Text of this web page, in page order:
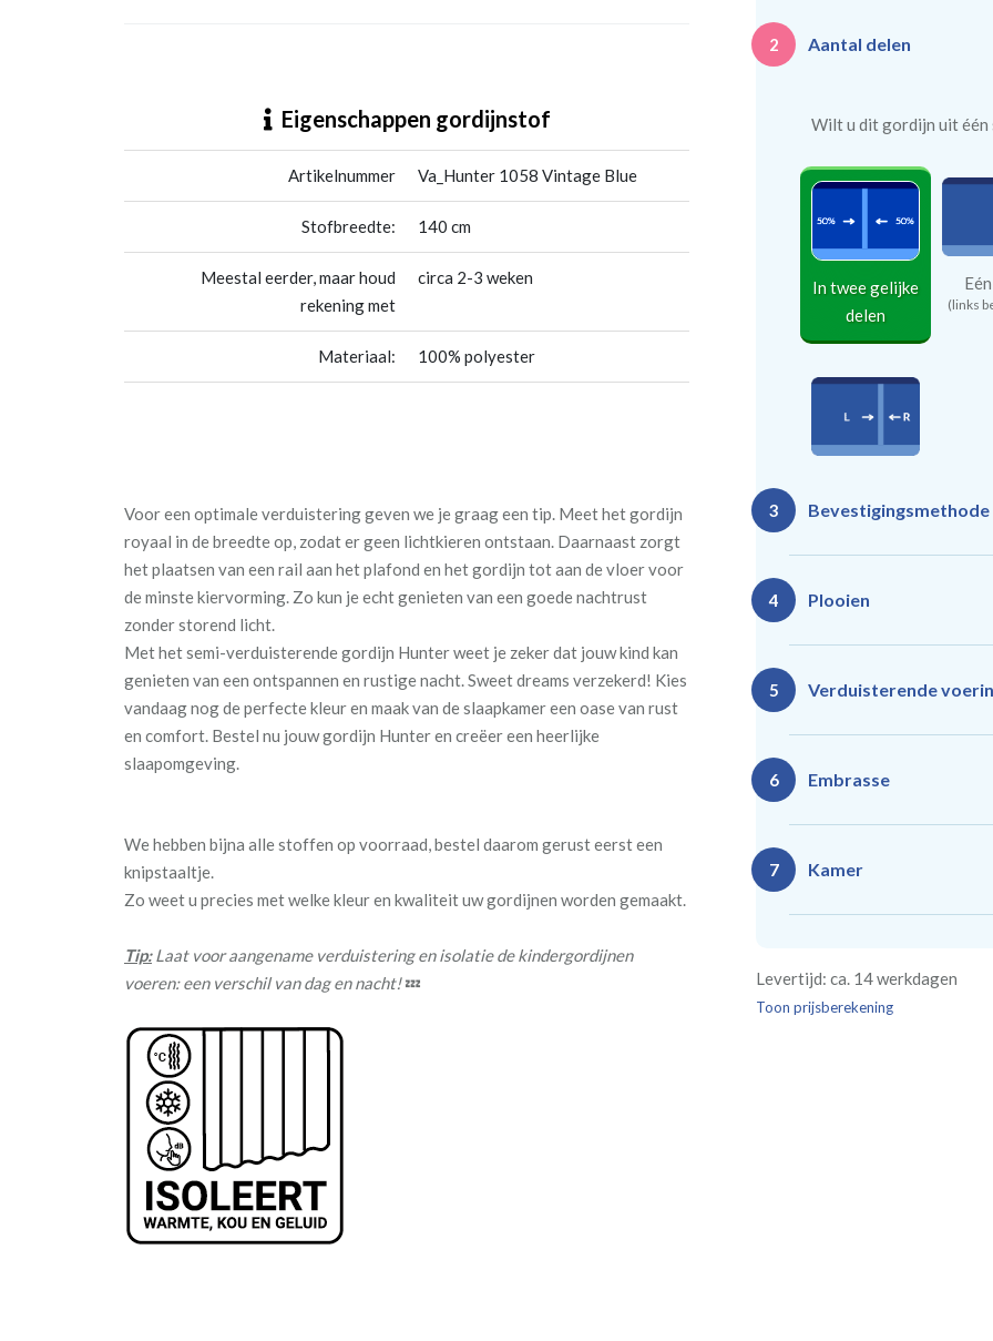
Eigenschappen gordijnstof
Artikelnummer Va_Hunter 1058 Vintage Blue
Stofbreedte: 140 cm
Meestal eerder, maar houd
rekening met
circa 2-3 weken
Materiaal: 100% polyester
Voor een optimale verduistering geven we je graag een tip. Meet het gordijn
royaal in de breedte op, zodat er geen lichtkieren ontstaan. Daarnaast zorgt
het plaatsen van een rail aan het plafond en het gordijn tot aan de vloer voor
de minste kiervorming. Zo kun je echt genieten van een goede nachtrust
zonder storend licht.
Met het semi-verduisterende gordijn Hunter weet je zeker dat jouw kind kan
genieten van een ontspannen en rustige nacht. Sweet dreams verzekerd! Kies
vandaag nog de perfecte kleur en maak van de slaapkamer een oase van rust
en comfort. Bestel nu jouw gordijn Hunter en creëer een heerlijke
slaapomgeving.
We hebben bijna alle stoffen op voorraad, bestel daarom gerust eerst een
knipstaaltje.
Zo weet u precies met welke kleur en kwaliteit uw gordijnen worden gemaakt.
Tip:Laat voor aangename verduistering en isolatie de kindergordijnen
voeren: een verschil van dag en nacht!💤
2 Aantal delen
Wilt u dit gordijn uit één
In twee gelijke
delen
(links
ongelijke
3 Bevestigingsmethode
Rails
Rails
4 Plooien
Enkele plooi
5 Verduisterende
Gevoerde gordijnen
isoleert kou, warmte en
Geen extra
verduistering
6 Embrasse
Geen
7 Kamer
kamer is bestemd. Wij
verplicht, maar wel handig)
Levertijd: ca. 14 werkdagen
Toon prijsberekening